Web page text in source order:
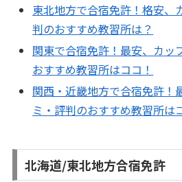
東北地方で合宿免許！格安、
判のおすすめ教習所は？
関東で合宿免許！最安、カッ
おすすめ教習所はココ！
関西・近畿地方で合宿免許！
ミ・評判のおすすめ教習所は
北海道/東北地方合宿免許